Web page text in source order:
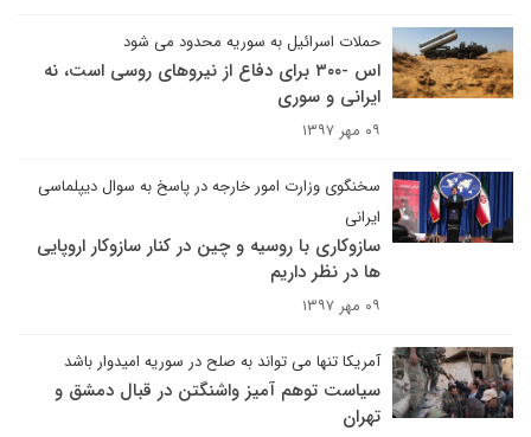
حملات اسرائیل به سوریه محدود می شود
اس -۳۰۰ برای دفاع از نیروهای روسی است، نه
ایرانی و سوری
۰۹ مهر ۱۳۹۷
سخنگوی وزارت امور خارجه در پاسخ به سوال دیپلماسی
ایرانی
سازوکاری با روسیه و چین در کنار سازوکار اروپایی
ها در نظر داریم
۰۹ مهر ۱۳۹۷
آمریکا تنها می‌ تواند به صلح در سوریه امیدوار باشد
سیاست توهم آمیز واشنگتن در قبال دمشق و
تهران